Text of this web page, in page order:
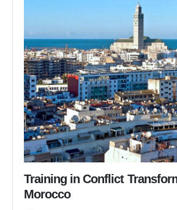
Training in Conflict
Morocco